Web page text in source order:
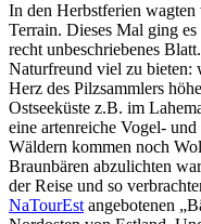
In den Herbstferien
Terrain. Dieses Mal ging
recht unbeschriebenes
Naturfreund viel zu bieten:
Herz des Pilzsammlers
Ostseeküste z.B. im
eine artenreiche Vogel-
Wäldern kommen noch
Braunbären abzulichten
der Reise und so
NaTourEstangebotenen